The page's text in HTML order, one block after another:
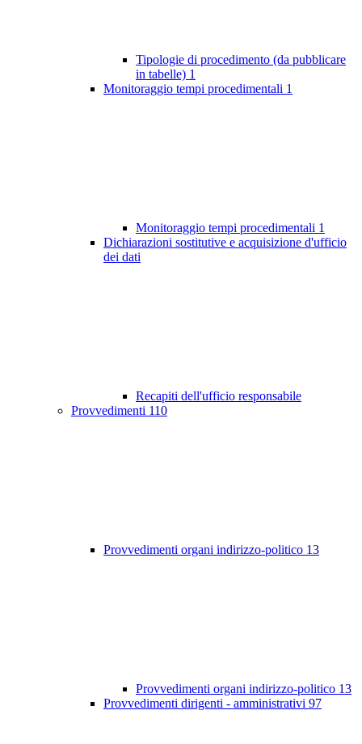
Tipologie di procedimento (da pubblicare
in tabelle) 1
Monitoraggio tempi procedimentali 1
Monitoraggio tempi procedimentali 1
Dichiarazioni sostitutive e acquisizione d'ufficio
dei dati
Recapiti dell'ufficio responsabile
Provvedimenti 110
Provvedimenti organi indirizzo-politico 13
Provvedimenti organi indirizzo-politico 13
Provvedimenti dirigenti - amministrativi 97